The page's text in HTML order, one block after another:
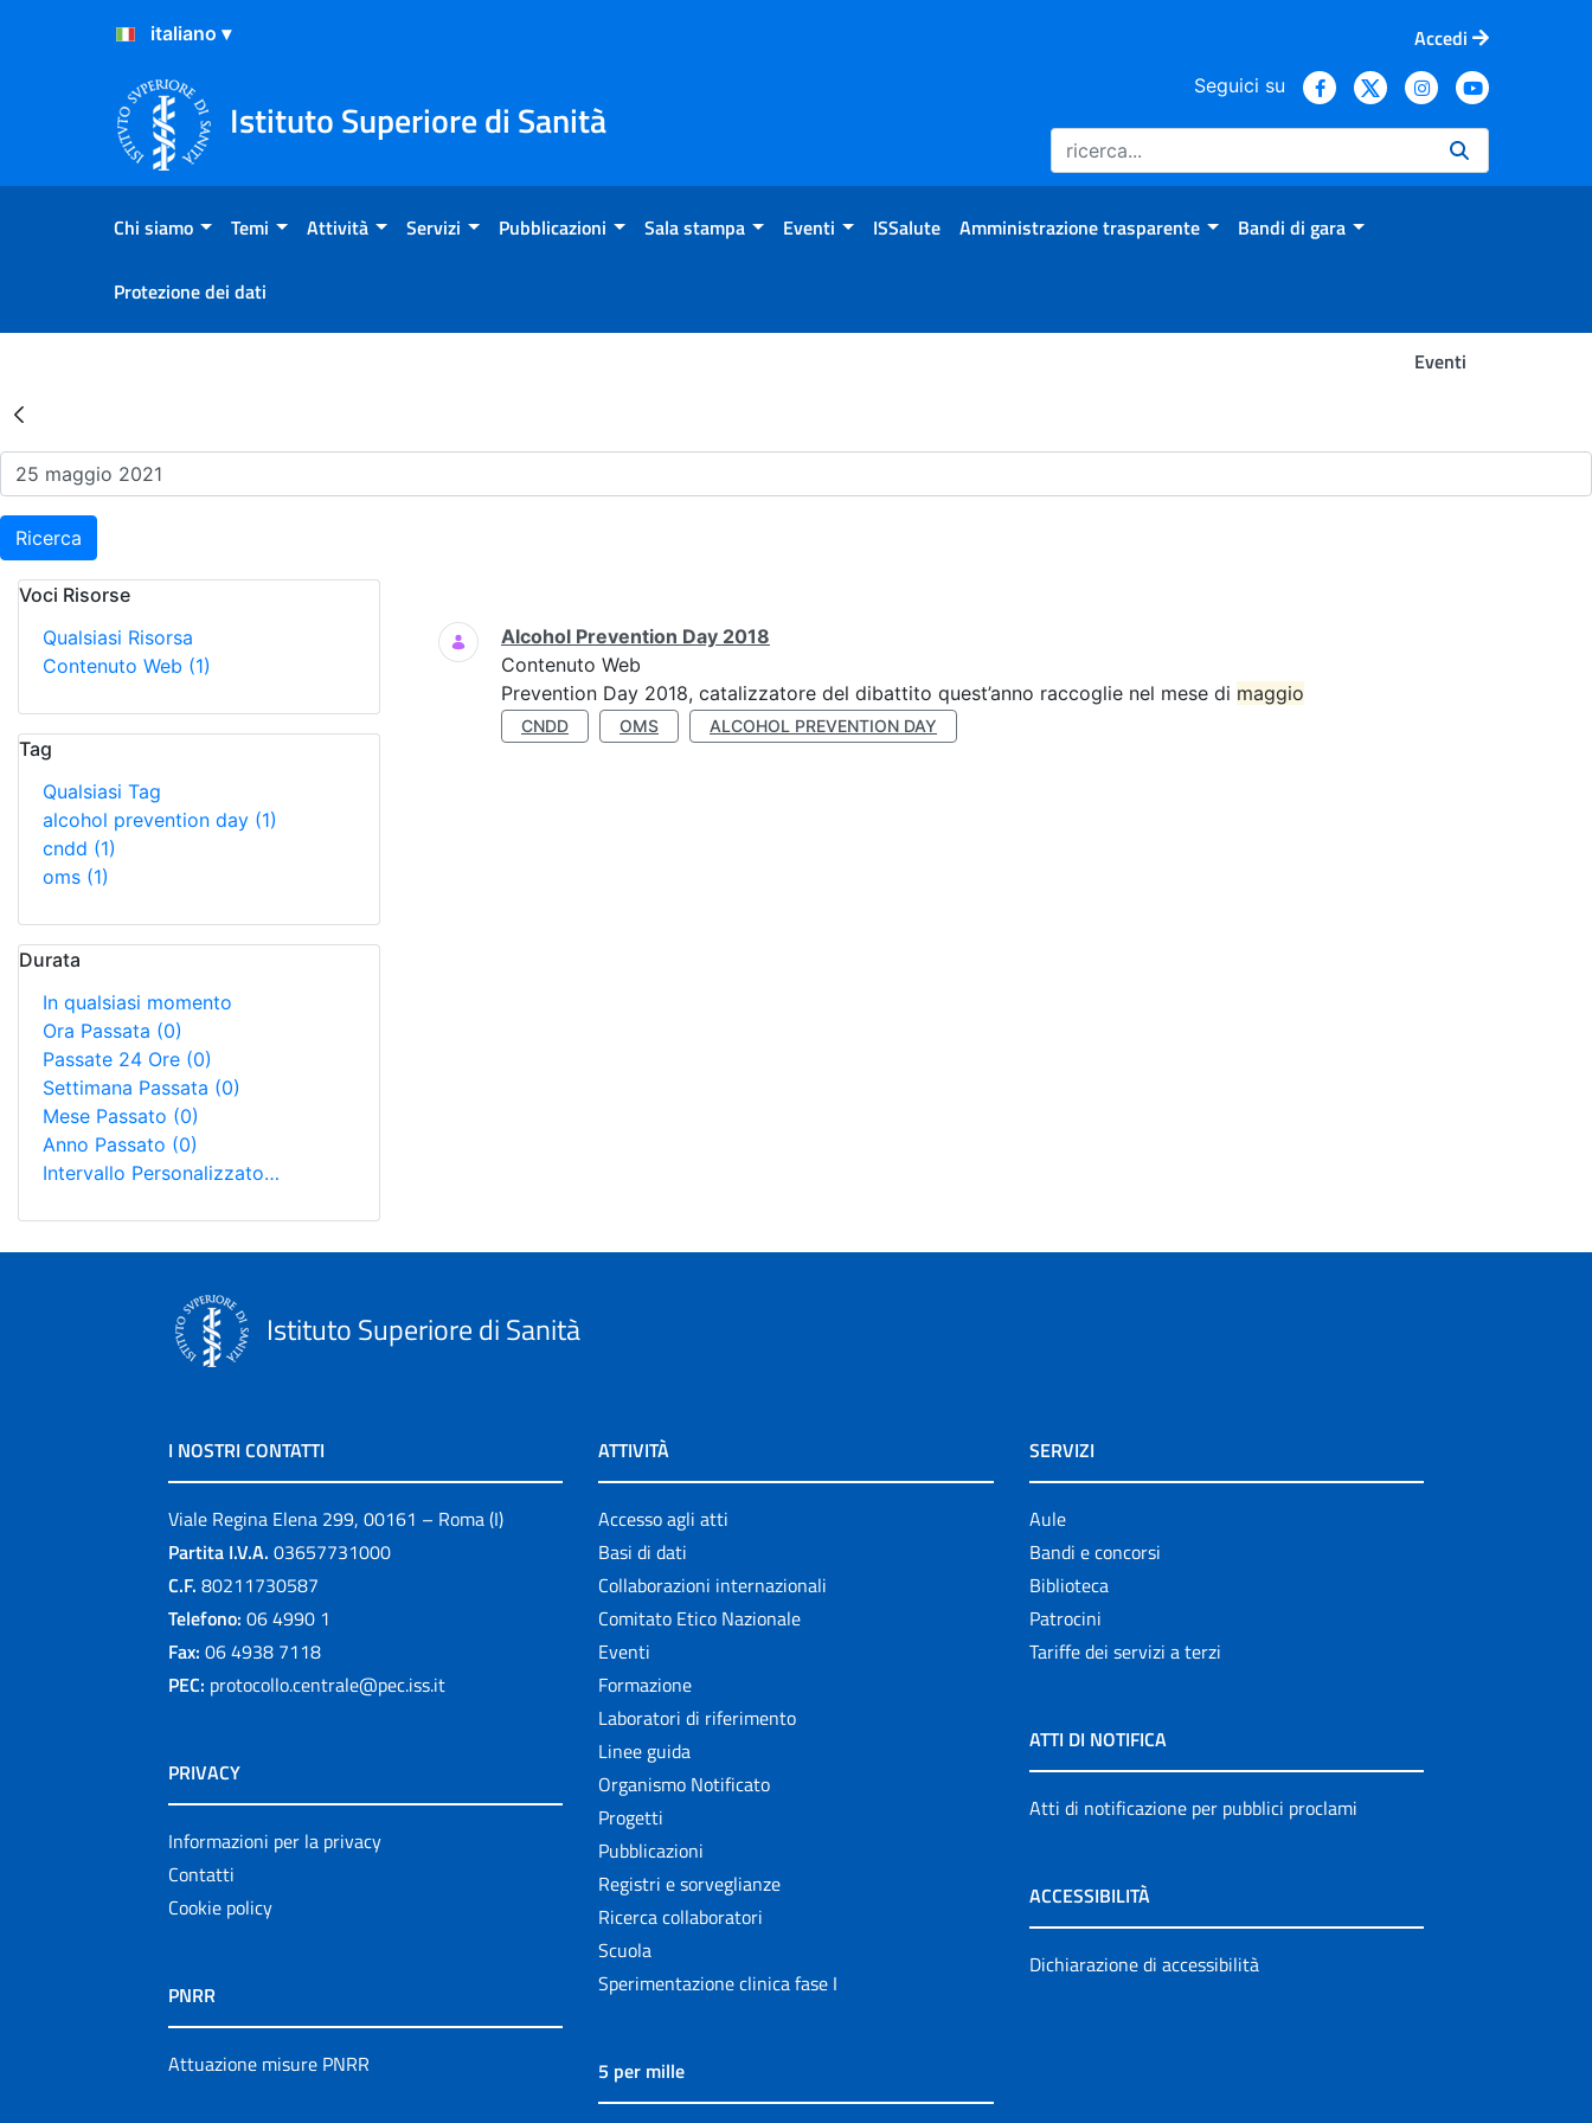
Salta al Contenuto
Salta al Footer
Accedi
Istituto Superiore di Sanità
Seguici su
Chi siamo Temi Attività Servizi Pubblicazioni Sala stampa Eventi ISSalute Amministrazione trasparente Bandi di gara
Protezione dei dati
Eventi
Risultati della Ricerca - Eventi
Ricerca
Voci Risorse
Qualsiasi Risorsa
Contenuto Web (1)
Tag
Qualsiasi Tag
alcohol prevention day (1)
cndd (1)
oms (1)
Durata
In qualsiasi momento
Ora Passata (0)
Passate 24 Ore (0)
Settimana Passata (0)
Mese Passato (0)
Anno Passato (0)
Intervallo Personalizzato…
Ricerca
Alcohol Prevention Day 2018
Contenuto Web
Prevention Day 2018, catalizzatore del dibattito quest’anno raccoglie nel mese di maggio
CNDD OMS ALCOHOL PREVENTION DAY
Istituto Superiore di Sanità
I NOSTRI CONTATTI
Viale Regina Elena 299, 00161 – Roma (I)
Partita I.V.A. 03657731000
C.F. 80211730587
Telefono: 06 4990 1
Fax: 06 4938 7118
PEC: protocollo.centrale@pec.iss.it
PRIVACY
Informazioni per la privacy
Contatti
Cookie policy
PNRR
Attuazione misure PNRR
ATTIVITÀ
Accesso agli atti
Basi di dati
Collaborazioni internazionali
Comitato Etico Nazionale
Eventi
Formazione
Laboratori di riferimento
Linee guida
Organismo Notificato
Progetti
Pubblicazioni
Registri e sorveglianze
Ricerca collaboratori
Scuola
Sperimentazione clinica fase I
5 per mille
SERVIZI
Aule
Bandi e concorsi
Biblioteca
Patrocini
Tariffe dei servizi a terzi
ATTI DI NOTIFICA
Atti di notificazione per pubblici proclami
ACCESSIBILITÀ
Dichiarazione di accessibilità